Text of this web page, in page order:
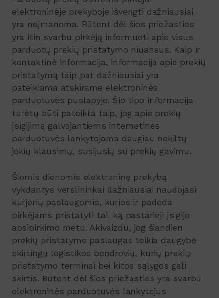
elektroninėje prekyboje išvengti dažniausiai
yra neįmanoma. Būtent dėl šios priežasties
yra itin svarbu pirkėją informuoti apie visus
parduotų prekių pristatymo niuansus. Kaip ir
kontaktinė informacija, informacija apie prekių
pristatymą taip pat dažniausiai yra
pateikiama atskirame elektroninės
parduotuvės puslapyje. Šio tipo informacija
turėtų būti pateikta taip, jog apie prekių
įsigijimą galvojantiems internetinės
parduotuvės lankytojams daugiau nekiltų
jokių klausimų, susijusių su prekių gavimu.
Šiomis dienomis elektroninę prekybą
vykdantys verslininkai dažniausiai naudojasi
kurjerių paslaugomis, kurios ir padeda
pirkėjams pristatyti tai, ką pastarieji įsigijo
apsipirkimo metu. Akivaizdu, jog šiandien
prekių pristatymo paslaugas teikia daugybė
skirtingų logistikos bendrovių, kurių prekių
pristatymo terminai bei kitos sąlygos gali
skirtis. Būtent dėl šios priežasties yra svarbu
elektroninės parduotuvės lankytojus